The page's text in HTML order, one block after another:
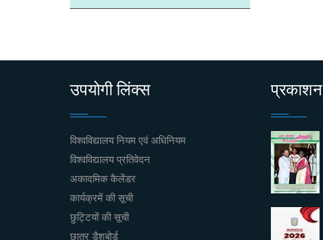
उपयोगी लिंक्स
विश्वविद्यालय नियम एवं अधिनियम
विश्वविद्यालय प्रतिवेदन
अकादमिक कैलेंडर
कार्यक्रमें की सूची
छुट्टियों की सूची
छात्र डैशबोर्ड
प्रकाशन